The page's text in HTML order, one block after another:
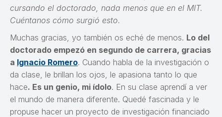
cursando el doctorado, nada menos que en el MIT.
Cuéntanos cómo surgió esto.
Muchas gracias, yo también os eché de menos. Lo del
doctorado empezó en segundo de carrera, gracias
a Ignacio Romero. Cuando habla de la investigación o
da clase, le brillan los ojos, le apasiona tanto lo que
hace. Es un genio, mi ídolo. En su clase aprendí a ver
el mundo de manera diferente. Quedé fascinada y le
propuse hacer un proyecto de investigación financiado